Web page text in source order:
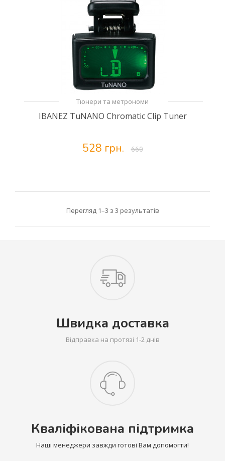
Тюнери та метрономи
IBANEZ TuNANO Chromatic Clip Tuner
528 грн. 660
Перегляд 1–3 з 3 результатів
Швидка доставка
Відправка на протязі 1-2 днів
Кваліфікована підтримка
Наші менеджери завжди готові Вам допомогти!